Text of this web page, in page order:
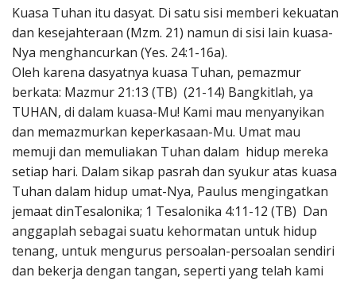
Kuasa Tuhan itu dasyat. Di satu sisi memberi kekuatan
dan kesejahteraan (Mzm. 21) namun di sisi lain kuasa-
Nya menghancurkan (Yes. 24:1-16a).
Oleh karena dasyatnya kuasa Tuhan, pemazmur
berkata: Mazmur 21:13 (TB) (21-14) Bangkitlah, ya
TUHAN, di dalam kuasa-Mu! Kami mau menyanyikan
dan memazmurkan keperkasaan-Mu. Umat mau
memuji dan memuliakan Tuhan dalam hidup mereka
setiap hari. Dalam sikap pasrah dan syukur atas kuasa
Tuhan dalam hidup umat-Nya, Paulus mengingatkan
jemaat dinTesalonika; 1 Tesalonika 4:11-12 (TB) Dan
anggaplah sebagai suatu kehormatan untuk hidup
tenang, untuk mengurus persoalan-persoalan sendiri
dan bekerja dengan tangan, seperti yang telah kami